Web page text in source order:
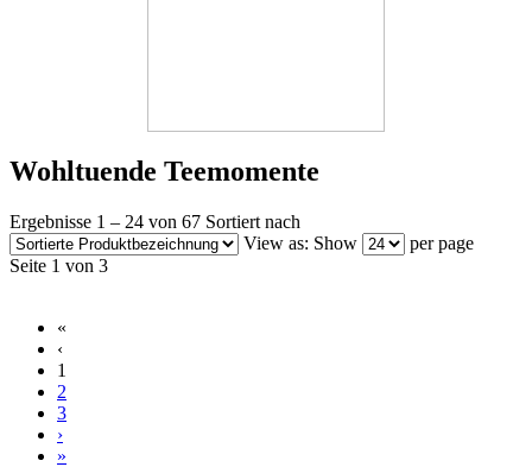
Wohltuende Teemomente
Ergebnisse 1 – 24 von 67 Sortiert nach
View as: Show
per page
Seite 1 von 3
«
‹
1
2
3
›
»